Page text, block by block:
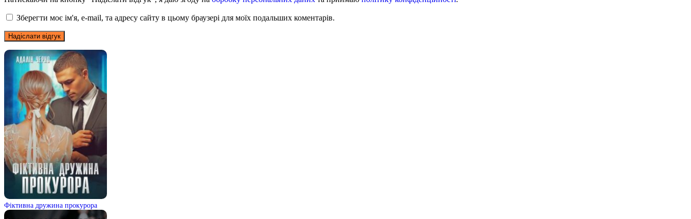
Зберегти моє ім'я, e-mail, та адресу сайту в цьому браузері для моїх подальших коментарів.
Фіктивна дружина прокурора